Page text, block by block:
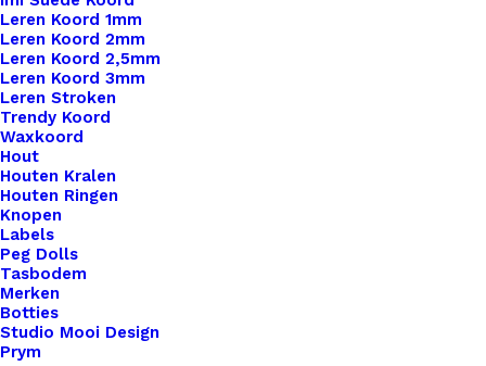
Leren Koord 1mm
Leren Koord 2mm
Leren Koord 2,5mm
Leren Koord 3mm
Leren Stroken
Trendy Koord
Waxkoord
Hout
Houten Kralen
Houten Ringen
Knopen
Labels
Peg Dolls
Tasbodem
Merken
Botties
Studio Mooi Design
Prym
€